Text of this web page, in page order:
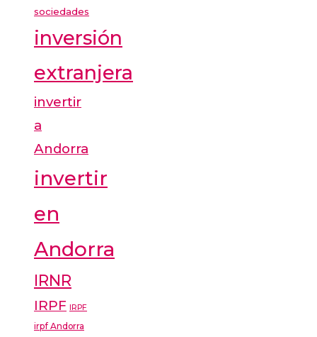
sociedades
inversión
extranjera
invertir
a
Andorra
invertir
en
Andorra
IRNR
IRPF IRPF
irpf Andorra